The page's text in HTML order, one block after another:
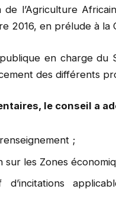
de l’Agriculture
2016, en prélude à la
en charge du
des différents
le conseil a
;
les Zones